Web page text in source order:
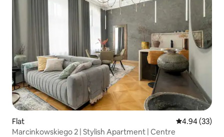
Flat 4.94 out of 5
4.94 (33)
Marcinkowskiego 2 | Stylish Apartment | Centre